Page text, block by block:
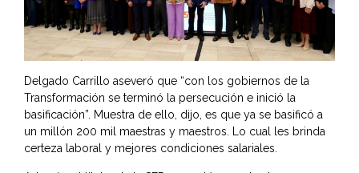
Delgado Carrillo aseveró que “con los gobiernos de la
Transformación se terminó la persecución e inició la
basificación”. Muestra de ello, dijo, es que ya se basificó a
un millón 200 mil maestras y maestros. Lo cual les brinda
certeza laboral y mejores condiciones salariales.